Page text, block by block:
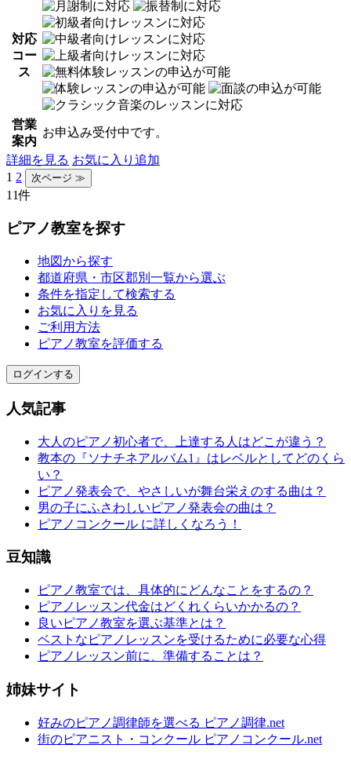
対応
コー
ス
営業
案内
お申込み受付中です。
詳細を見る お気に入り追加
1 2
11件
ピアノ教室を探す
地図から探す
都道府県・市区郡別一覧から選ぶ
条件を指定して検索する
お気に入りを見る
ご利用方法
ピアノ教室を評価する
ログインする
人気記事
大人のピアノ初心者で、上達する人はどこが違う？
教本の『ソナチネアルバム1』はレベルとしてどのくら
い？
ピアノ発表会で、やさしいが舞台栄えのする曲は？
男の子にふさわしいピアノ発表会の曲は？
ピアノコンクール に詳しくなろう！
豆知識
ピアノ教室では、具体的にどんなことをするの？
ピアノレッスン代金はどくれくらいかかるの？
良いピアノ教室を選ぶ基準とは？
ベストなピアノレッスンを受けるために必要な心得
ピアノレッスン前に、準備することは？
姉妹サイト
好みのピアノ調律師を選べる ピアノ調律.net
街のピアニスト・コンクール ピアノコンクール.net